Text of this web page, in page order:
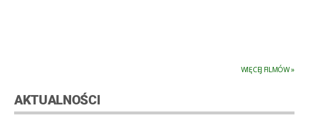
WIĘCEJ FILMÓW »
AKTUALNOŚCI